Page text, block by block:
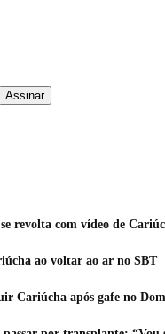
Assinar
revolta com vídeo de
ao voltar ao ar no SBT
Cariúcha após gafe no